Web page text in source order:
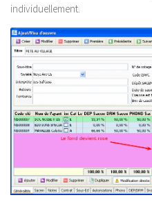
individuellement.